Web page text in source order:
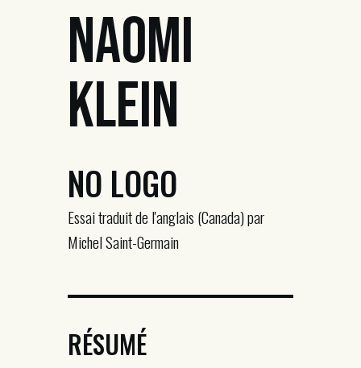
Naomi
Klein
NO LOGO
Essai traduit de l'anglais (Canada) par
Michel Saint-Germain
RÉSUMÉ